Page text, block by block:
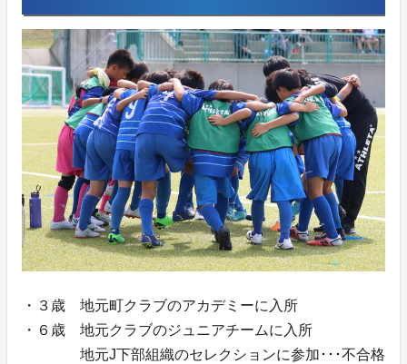
・３歳 地元町クラブのアカデミーに入所
・６歳 地元クラブのジュニアチームに入所
地元J下部組織のセレクションに参加･･･不合格